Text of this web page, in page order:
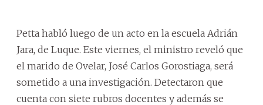
Petta habló luego de un acto en la escuela Adrián
Jara, de Luque. Este viernes, el ministro reveló que
el marido de Ovelar, José Carlos Gorostiaga, será
sometido a una investigación. Detectaron que
cuenta con siete rubros docentes y además se